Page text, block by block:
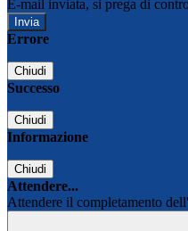
E-mail inviata, si prega di
Errore
Chiudi
Successo
Chiudi
Informazione
Chiudi
Attendere...
Attendere il completamento